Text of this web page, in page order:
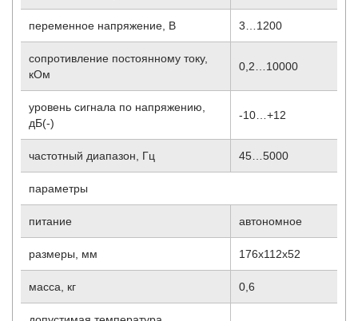
переменное напряжение, В 3…1200
сопротивление постоянному току,
кОм
0,2…10000
уровень сигнала по напряжению,
дБ(-)
-10…+12
частотный диапазон, Гц 45…5000
параметры
питание автономное
размеры, мм 176х112х52
масса, кг 0,6